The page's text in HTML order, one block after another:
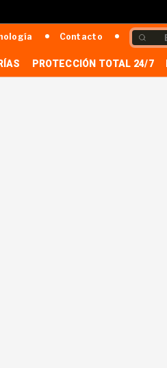
Contacto
PROTECCIÓN TOTAL 24/7